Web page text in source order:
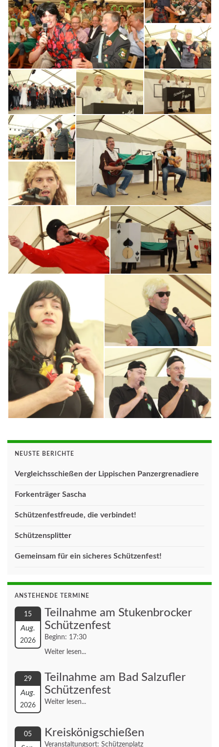
NEUSTE BERICHTE
Vergleichsschießen der Lippischen Panzergrenadiere
Forkenträger Sascha
Schützenfestfreude, die verbindet!
Schützensplitter
Gemeinsam für ein sicheres Schützenfest!
ANSTEHENDE TERMINE
15
Aug.
2026
Teilnahme am Stukenbrocker
Schützenfest
Beginn: 17:30
Weiter lesen...
29
Aug.
2026
Teilnahme am Bad Salzufler
Schützenfest
Weiter lesen...
05 Kreiskönigschießen
Veranstaltungsort: Schützenplatz